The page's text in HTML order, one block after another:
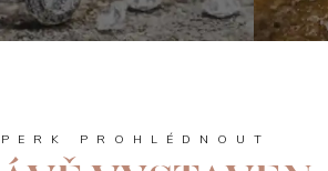
PROHLÉDNOUT